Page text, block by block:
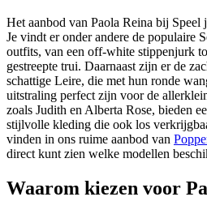
Het aanbod van Paola Reina bij Speel
Je vindt er onder andere de populaire
outfits, van een off-white stippenjurk
gestreepte trui. Daarnaast zijn er de
schattige Leire, die met hun ronde
uitstraling perfect zijn voor de
zoals Judith en Alberta Rose, bieden
stijlvolle kleding die ook los
vinden in ons ruime aanbod van
direct kunt zien welke modellen
Waarom kiezen voor